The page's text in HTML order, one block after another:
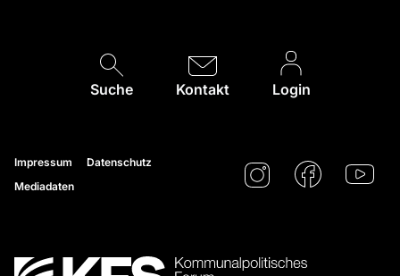
Suche Kontakt Login
Impressum
Datenschutz
Mediadaten